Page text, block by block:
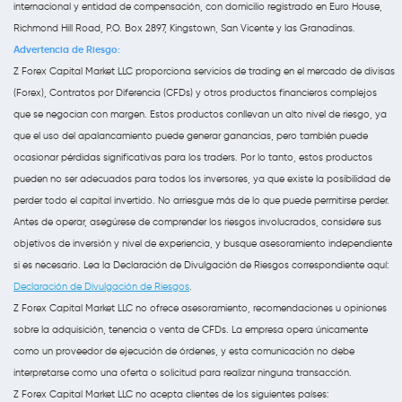
internacional y entidad de compensación, con domicilio registrado en Euro House,
Richmond Hill Road, P.O. Box 2897, Kingstown, San Vicente y las Granadinas.
Advertencia de Riesgo:
Z Forex Capital Market LLC proporciona servicios de trading en el mercado de divisas
(Forex), Contratos por Diferencia (CFDs) y otros productos financieros complejos
que se negocian con margen. Estos productos conllevan un alto nivel de riesgo, ya
que el uso del apalancamiento puede generar ganancias, pero también puede
ocasionar pérdidas significativas para los traders. Por lo tanto, estos productos
pueden no ser adecuados para todos los inversores, ya que existe la posibilidad de
perder todo el capital invertido. No arriesgue más de lo que puede permitirse perder.
Antes de operar, asegúrese de comprender los riesgos involucrados, considere sus
objetivos de inversión y nivel de experiencia, y busque asesoramiento independiente
si es necesario. Lea la Declaración de Divulgación de Riesgos correspondiente aquí:
Declaración de Divulgación de Riesgos.
Z Forex Capital Market LLC no ofrece asesoramiento, recomendaciones u opiniones
sobre la adquisición, tenencia o venta de CFDs. La empresa opera únicamente
como un proveedor de ejecución de órdenes, y esta comunicación no debe
interpretarse como una oferta o solicitud para realizar ninguna transacción.
Z Forex Capital Market LLC no acepta clientes de los siguientes países: